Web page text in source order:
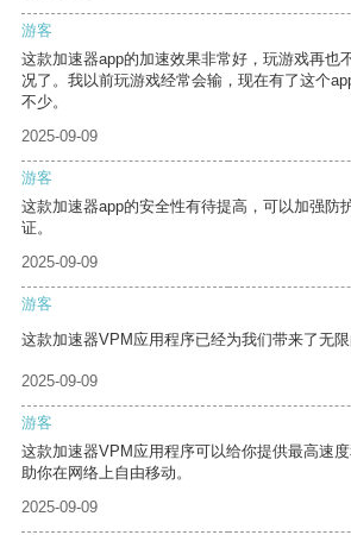
游客
这款加速器app的加速效果非常好，玩游戏再也
况了。我以前玩游戏经常会输，现在有了这个
不少。
2025-09-09
游客
这款加速器app的安全性有待提高，可以加强防
证。
2025-09-09
游客
这款加速器VPM应用程序已经为我们带来了无限
2025-09-09
游客
这款加速器VPM应用程序可以给你提供最高速
助你在网络上自由移动。
2025-09-09